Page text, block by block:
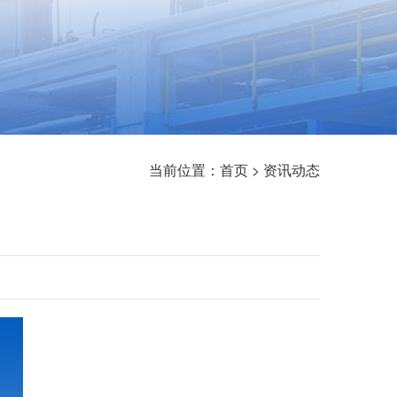
当前位置： 首页 > 资讯动态